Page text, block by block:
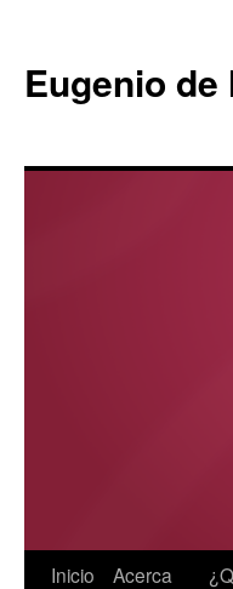
Eugenio
Saltar
Inicio
Acerca